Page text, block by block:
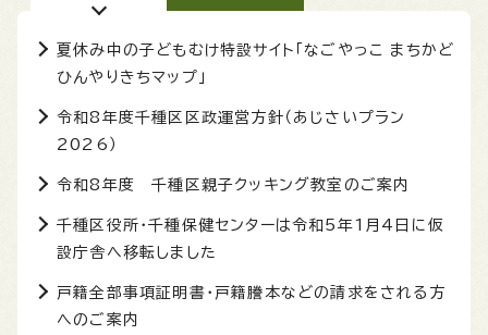
夏休み中の子どもむけ特設サイト「なごやっこ まちかど
ひんやりきちマップ」
令和8年度千種区区政運営方針（あじさいプラン
2026）
令和8年度 千種区親子クッキング教室のご案内
千種区役所・千種保健センターは令和5年1月4日に仮
設庁舎へ移転しました
戸籍全部事項証明書・戸籍謄本などの請求をされる方
へのご案内